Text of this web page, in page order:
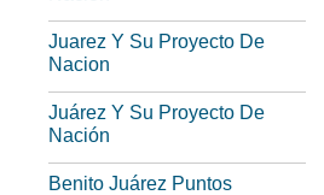
Juarez Y Su Proyecto De
Nacion
Juárez Y Su Proyecto De
Nación
Benito Juárez Puntos